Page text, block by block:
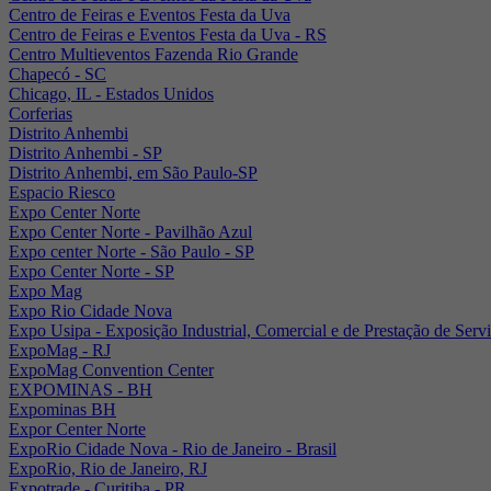
Centro de Feiras e Eventos Festa da Uva
Centro de Feiras e Eventos Festa da Uva - RS
Centro Multieventos Fazenda Rio Grande
Chapecó - SC
Chicago, IL - Estados Unidos
Corferias
Distrito Anhembi
Distrito Anhembi - SP
Distrito Anhembi, em São Paulo-SP
Espacio Riesco
Expo Center Norte
Expo Center Norte - Pavilhão Azul
Expo center Norte - São Paulo - SP
Expo Center Norte - SP
Expo Mag
Expo Rio Cidade Nova
Expo Usipa - Exposição Industrial, Comercial e de Prestação de
ExpoMag - RJ
ExpoMag Convention Center
EXPOMINAS - BH
Expominas BH
Expor Center Norte
ExpoRio Cidade Nova - Rio de Janeiro - Brasil
ExpoRio, Rio de Janeiro, RJ